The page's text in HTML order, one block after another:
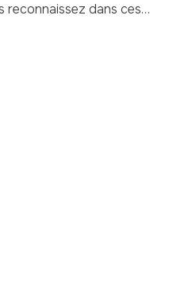
reconnaissez dans ces…